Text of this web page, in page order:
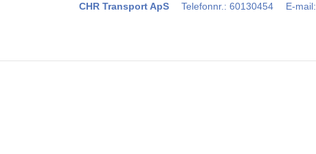
CHR Transport ApS Telefonnr. : 60130454 E-mail: